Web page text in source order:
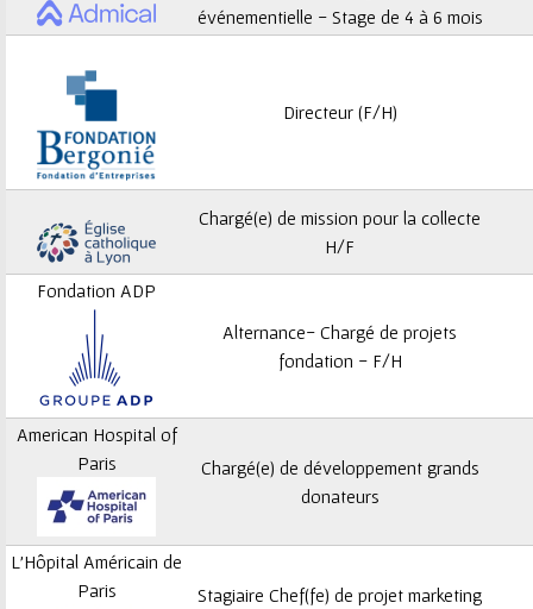
événementielle - Stage de 4 à 6 mois
Directeur (F/H)
Chargé(e) de mission pour la collecte
H/F
Fondation ADP
Alternance- Chargé de projets
fondation - F/H
American Hospital of
Paris
Chargé(e) de développement grands
donateurs
L'Hôpital Américain de
Paris
Stagiaire Chef(fe) de projet marketing